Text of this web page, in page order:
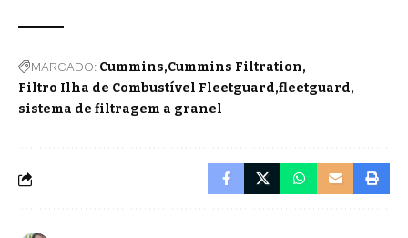
MARCADO: Cummins Cummins Filtration
Filtro Ilha de Combustível Fleetguard fleetguard
sistema de filtragem a granel